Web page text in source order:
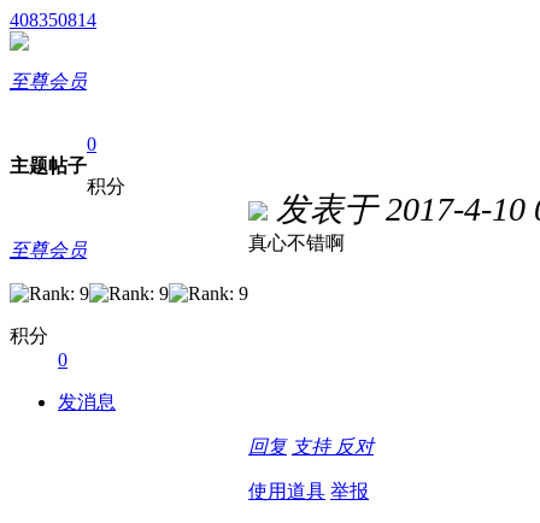
408350814
至尊会员
主题帖子
0
积分
至尊会员
积分
0
发消息
发表于 2017-4-10
真心不错啊
回复 支持 反对
使用道具 举报